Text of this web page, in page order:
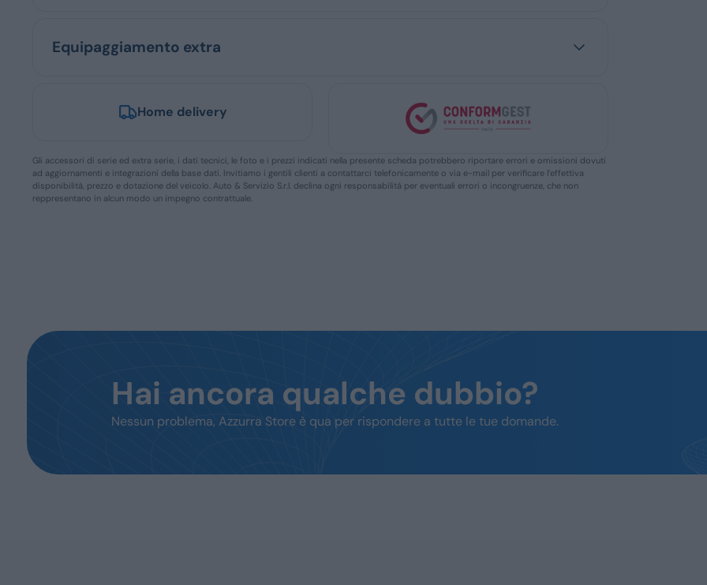
Equipaggiamento extra
Home delivery
Gli accessori di serie ed extra serie, i dati tecnici, le foto e i prezzi indicati nella presente scheda potrebbero riportare errori e omissioni dovuti
ad aggiornamenti e integrazioni della base dati. Invitiamo i gentili clienti a contattarci telefonicamente o via e-mail per verificare l’effettiva
disponibilità, prezzo e dotazione del veicolo. Auto & Servizio S.r.l. declina ogni responsabilità per eventuali errori o incongruenze, che non
reppresentano in alcun modo un impegno contrattuale.
Hai ancora qualche dubbio?
Nessun problema, Azzurra Store è qua per rispondere a tutte le tue domande.